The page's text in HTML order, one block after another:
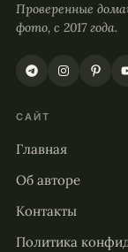
Проверенные
фото, с 2017 года.
САЙТ
Главная
Об авторе
Контакты
Политика